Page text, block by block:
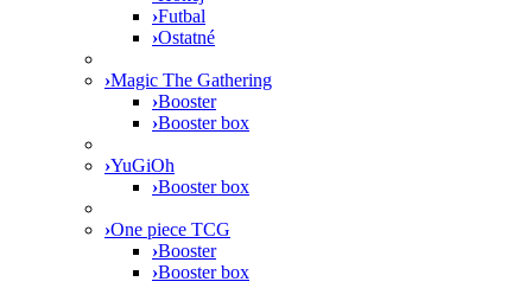
›Futbal
›Ostatné
›Magic The Gathering
›Booster
›Booster box
›YuGiOh
›Booster box
›One piece TCG
›Booster
›Booster box